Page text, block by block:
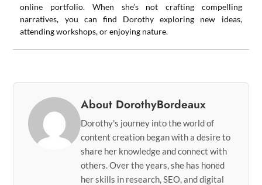
online portfolio. When she’s not crafting compelling
narratives, you can find Dorothy exploring new ideas,
attending workshops, or enjoying nature.
About DorothyBordeaux
Dorothy's journey into the world of
content creation began with a desire to
share her knowledge and connect with
others. Over the years, she has honed
her skills in research, SEO, and digital